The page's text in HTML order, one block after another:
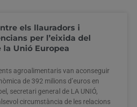
els llauradors i
per l’eixida del
la Unió Europea
agroalimentaris van aconseguir
de 392 milions d’euros en
secretari general de LA UNIÓ,
circumstància de les relacions